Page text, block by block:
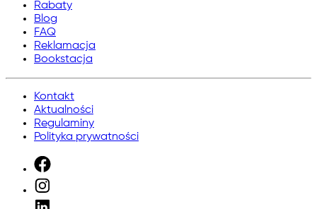
Rabaty
Blog
FAQ
Reklamacja
Bookstacja
Kontakt
Aktualności
Regulaminy
Polityka prywatności